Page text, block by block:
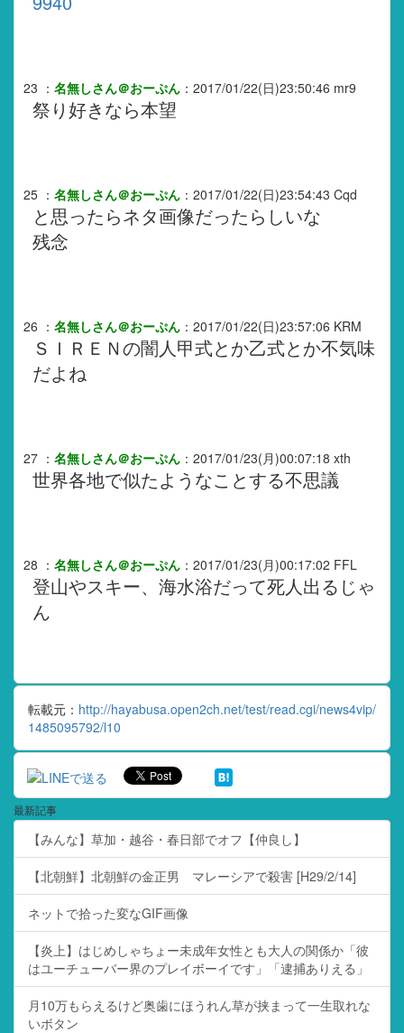
23 ： 名無しさん＠おーぷん ： 2017/01/22(日)23:50:46 mr9
祭り好きなら本望
25 ： 名無しさん＠おーぷん ： 2017/01/22(日)23:54:43 Cqd
と思ったらネタ画像だったらしいな
残念
26 ： 名無しさん＠おーぷん ： 2017/01/22(日)23:57:06 KRM
ＳＩＲＥＮの闇人甲式とか乙式とか不気味
だよね
27 ： 名無しさん＠おーぷん ： 2017/01/23(月)00:07:18 xth
世界各地で似たようなことする不思議
28 ： 名無しさん＠おーぷん ： 2017/01/23(月)00:17:02 FFL
登山やスキー、海水浴だって死人出るじゃ
ん
転載元： http://hayabusa.open2ch.net/test/read.cgi/news4vip/
1485095792/l10
最新記事
【みんな】草加・越谷・春日部でオフ【仲良し】
【北朝鮮】北朝鮮の金正男 マレーシアで殺害 [H29/2/14]
ネットで拾った変なGIF画像
【炎上】はじめしゃちょー未成年女性とも大人の関係か「彼
はユーチューバー界のプレイボーイです」「逮捕ありえる」
月10万もらえるけど奥歯にほうれん草が挟まって一生取れな
いボタン